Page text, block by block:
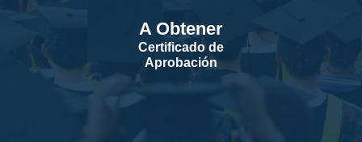
A Obtener
Certificado de
Aprobación